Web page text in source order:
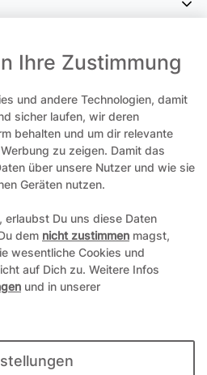
An Sonn- und Feiertagen kann
12 Uhr
Verbindugsgebühren für Anrufe
ggf. abweichen.
und ggf. zzgl.
Ihre Zustimmung
und andere Technologien, damit
sicher laufen, wir deren
behalten und um dir relevante
zu zeigen. Damit das
über unsere Nutzer und wie sie
Geräten nutzen.
erlaubst Du uns diese Daten
dem nicht zustimmen magst,
wesentliche Cookies und
auf Dich zu. Weitere Infos
und in unserer